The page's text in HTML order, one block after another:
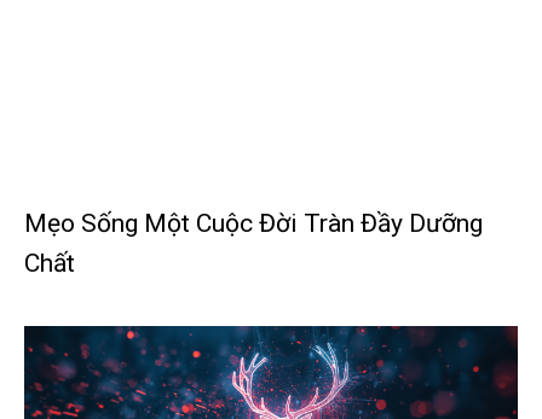
Mẹo Sống Một Cuộc Đời Tràn Đầy Dưỡng
Chất